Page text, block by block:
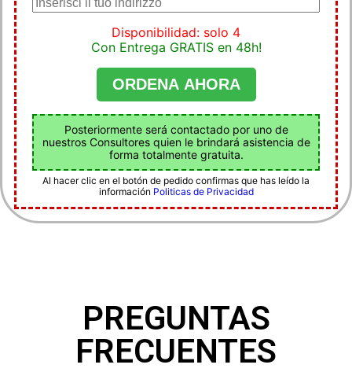
Disponibilidad: solo 4
Con Entrega GRATIS en 48h!
Posteriormente será contactado por uno de
nuestros Consultores quien le brindará asistencia de
forma totalmente gratuita.
Al hacer clic en el botón de pedido confirmas que has leído la
información Politicas de Privacidad
PREGUNTAS
FRECUENTES